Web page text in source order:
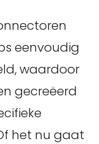
eenvoudig
waardoor
gecreëerd
het nu gaat